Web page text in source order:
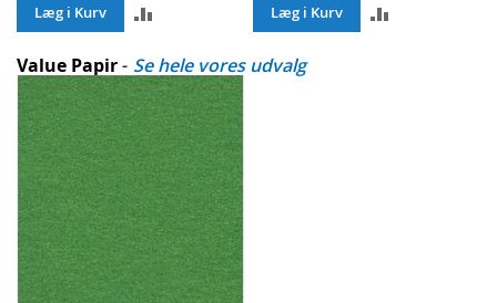
Læg i Kurv
COMPARE
Læg i Kurv
Value Papir- Se hele vores udvalg